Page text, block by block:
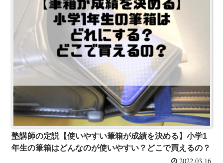
塾講師の定説【使いやすい筆箱が成績を決める】小学1
年生の筆箱はどんなのが使いやすい？どこで買えるの？
2022.03.16